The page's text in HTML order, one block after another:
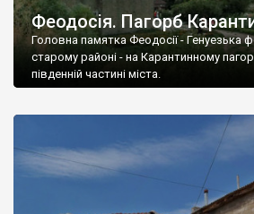
Феодосія. Пагорб
Головна памятка Феодосії - Генуезька
старому районі - на Карантинному
південній частині міста.